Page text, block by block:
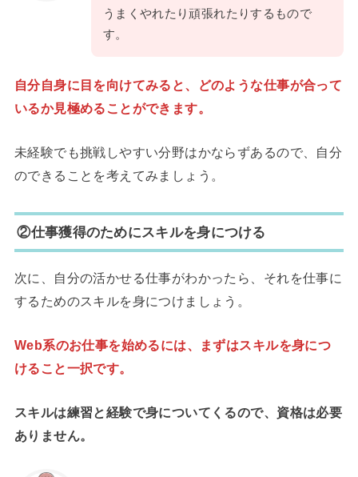
うまくやれたり頑張れたりするもので
す。
自分自身に目を向けてみると、どのような仕事が合って
いるか見極めることができます。
未経験でも挑戦しやすい分野はかならずあるので、自分
のできることを考えてみましょう。
②仕事獲得のためにスキルを身につける
次に、自分の活かせる仕事がわかったら、それを仕事に
するためのスキルを身につけましょう。
Web系のお仕事を始めるには、まずはスキルを身につ
けること一択です。
スキルは練習と経験で身についてくるので、資格は必要
ありません。